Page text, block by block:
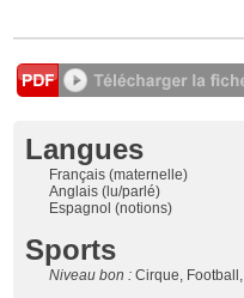
Langues
Français (maternelle)
Anglais (lu/parlé)
Espagnol (notions)
Sports
Niveau bon :Cirque,